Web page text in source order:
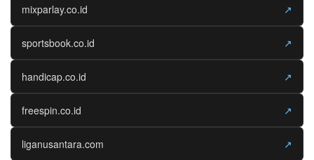
mixparlay.co.id ↗
sportsbook.co.id ↗
handicap.co.id ↗
freespin.co.id ↗
liganusantara.com ↗